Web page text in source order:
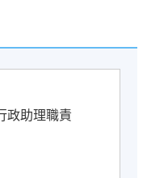
助理職責